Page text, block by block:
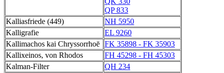
QP 833
Kalliasfriede (449)
NH 5950
Kalligrafie
EL 9260
Kallimachos kai Chryssorrhoē FK 35898 - FK 35903
Kallixeinos, von Rhodos
FH 45298 - FH 45303
Kalman-Filter
QH 234